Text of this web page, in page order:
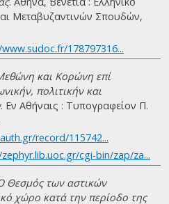
Μεταβυζαντινών Σπουδών,
178797316...
και Κορώνη επί
πολιτικήν και
. Εν Αθήναις : Τυπογραφείον Π.
record/115742...
cgi-bin/zap/za...
Θεσμός των αστικών
χώρο κατά την περίοδο της